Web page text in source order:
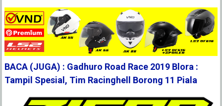
BACA (JUGA) : Gadhuro Road Race 2019 Blora :
Tampil Spesial, Tim Racinghell Borong 11 Piala